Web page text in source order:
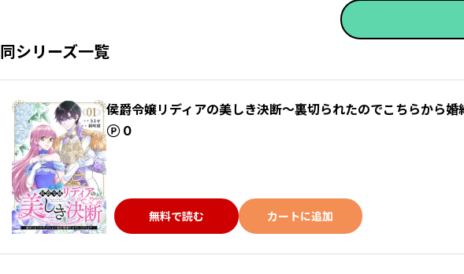
同シリーズ一覧
侯爵令嬢リディアの美しき決断～裏切られたのでこちらから婚
0
ポイント
無料で読む カートに追加